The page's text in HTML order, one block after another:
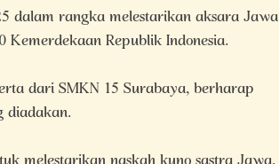
dalam rangka melestarikan aksara Jawa
Republik Indonesia.
dari SMKN 15 Surabaya, berharap
diadakan.